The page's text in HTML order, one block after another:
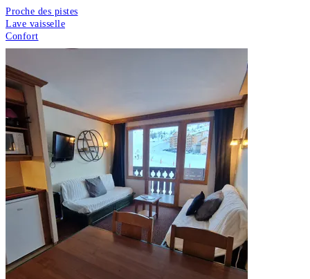
Proche des pistes
Lave vaisselle
Confort